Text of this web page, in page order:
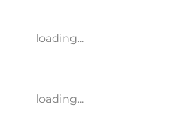
loading...
loading...